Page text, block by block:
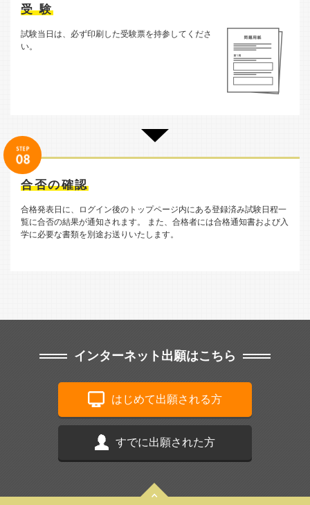
受 験
試験当日は、必ず印刷した受験票を持参してくださ
い。
合否の確認
合格発表日に、ログイン後のトップページ内にある登録済み試験日程一
覧に合否の結果が通知されます。
また、合格者には合格通知書および入
学に必要な書類を別途お送りいたします。
インターネット出願はこちら
はじめて出願される方
すでに出願された方